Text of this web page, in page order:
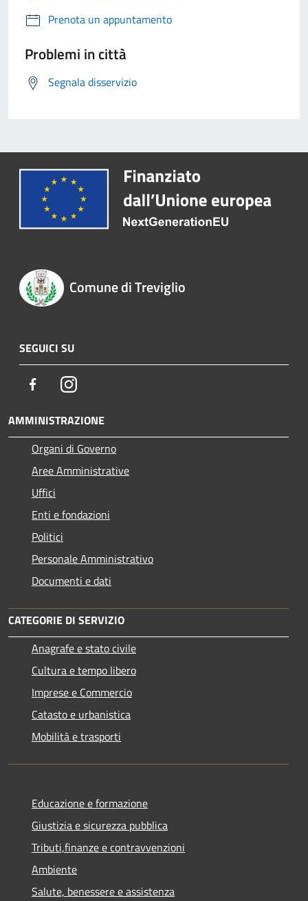
Prenota un appuntamento
Problemi in città
Segnala disservizio
Comune di Treviglio
SEGUICI SU
FacebookInstagram
AMMINISTRAZIONE
Organi di Governo
Aree Amministrative
Uffici
Enti e fondazioni
Politici
Personale Amministrativo
Documenti e dati
CATEGORIE DI SERVIZIO
Anagrafe e stato civile
Cultura e tempo libero
Imprese e Commercio
Catasto e urbanistica
Mobilità e trasporti
Educazione e formazione
Giustizia e sicurezza pubblica
Tributi,finanze e contravvenzioni
Ambiente
Salute, benessere e assistenza